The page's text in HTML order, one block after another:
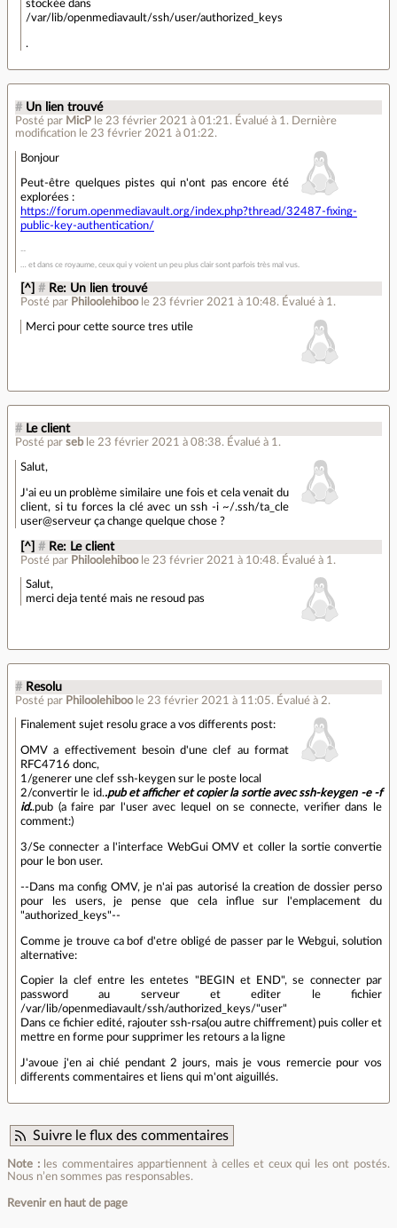
stockée dans
/var/lib/openmediavault/ssh/user/authorized_keys
.
# Un lien trouvé
Posté par MicP le 23 février 2021 à 01:21 . Évalué à 1 . Dernière
modification le 23 février 2021 à 01:22.
Bonjour
Peut-être quelques pistes qui n'ont pas encore été
explorées :
https://forum.openmediavault.org/index.php?thread/32487-fixing-
public-key-authentication/
… et dans ce royaume, ceux qui y voient un peu plus clair sont parfois très mal vus.
[^] # Re: Un lien trouvé
Posté par Philoolehiboo le 23 février 2021 à 10:48. Évalué à 1 .
Merci pour cette source tres utile
# Le client
Posté par seb le 23 février 2021 à 08:38. Évalué à 1 .
Salut,
J'ai eu un problème similaire une fois et cela venait du
client, si tu forces la clé avec un ssh -i ~/.ssh/ta_cle
user@serveur ça change quelque chose ?
[^] # Re: Le client
Posté par Philoolehiboo le 23 février 2021 à 10:48. Évalué à 1 .
Salut,
merci deja tenté mais ne resoud pas
# Resolu
Posté par Philoolehiboo le 23 février 2021 à 11:05. Évalué à 2.
Finalement sujet resolu grace a vos differents post:
OMV a effectivement besoin d'une clef au format
RFC4716 donc,
1/generer une clef ssh-keygen sur le poste local
2/convertir le id..pub et afficher et copier la sortie avec ssh-keygen -e -f
id..pub (a faire par l'user avec lequel on se connecte, verifier dans le
comment:)
3/Se connecter a l'interface WebGui OMV et coller la sortie convertie
pour le bon user.
--Dans ma config OMV, je n'ai pas autorisé la creation de dossier perso
pour les users, je pense que cela influe sur l'emplacement du
"authorized_keys"--
Comme je trouve ca bof d'etre obligé de passer par le Webgui, solution
alternative:
Copier la clef entre les entetes "BEGIN et END", se connecter par
password au serveur et editer le fichier
/var/lib/openmediavault/ssh/authorized_keys/"user"
Dans ce fichier edité, rajouter ssh-rsa(ou autre chiffrement) puis coller et
mettre en forme pour supprimer les retours a la ligne
J'avoue j'en ai chié pendant 2 jours, mais je vous remercie pour vos
differents commentaires et liens qui m'ont aiguillés.
Suivre le flux des commentaires
Note :les commentaires appartiennent à celles et ceux qui les ont postés.
Nous n’en sommes pas responsables.
Revenir en haut de page